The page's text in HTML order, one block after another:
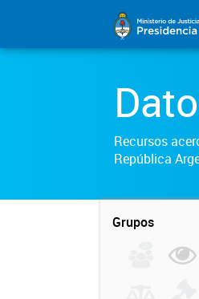
Recursos
República
Grupos